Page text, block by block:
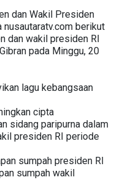
dan Wakil Presiden
nusautaratv.com berikut
dan wakil presiden RI
pada Minggu, 20
lagu kebangsaan
cipta
sidang paripurna dalam
presiden RI periode
sumpah presiden RI
sumpah wakil